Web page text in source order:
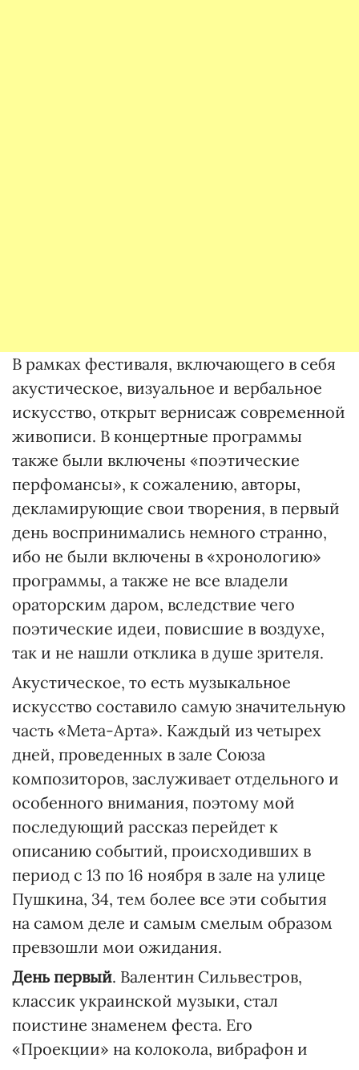
В рамках фестиваля, включающего в себя
акустическое, визуальное и вербальное
искусство, открыт вернисаж современной
живописи. В концертные программы
также были включены «поэтические
перфомансы», к сожалению, авторы,
декламирующие свои творения, в первый
день воспринимались немного странно,
ибо не были включены в «хронологию»
программы, а также не все владели
ораторским даром, вследствие чего
поэтические идеи, повисшие в воздухе,
так и не нашли отклика в душе зрителя.
Акустическое, то есть музыкальное
искусство составило самую значительную
часть «Мета-Арта». Каждый из четырех
дней, проведенных в зале Союза
композиторов, заслуживает отдельного и
особенного внимания, поэтому мой
последующий рассказ перейдет к
описанию событий, происходивших в
период с 13 по 16 ноября в зале на улице
Пушкина, 34, тем более все эти события
на самом деле и самым смелым образом
превзошли мои ожидания.
День первый. Валентин Сильвестров,
классик украинской музыки, стал
поистине знаменем феста. Его
«Проекции» на колокола, вибрафон и